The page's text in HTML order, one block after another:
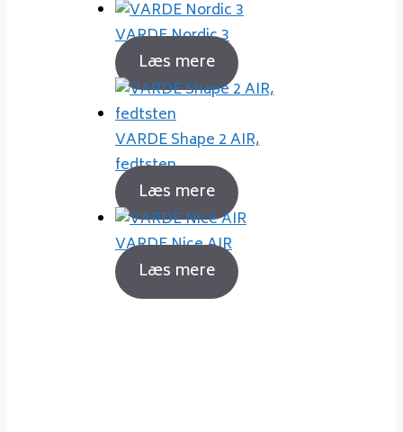
VARDE Nordic 3
Læs mere
VARDE Shape 2 AIR,
fedtsten
Læs mere
VARDE Nice AIR
Læs mere